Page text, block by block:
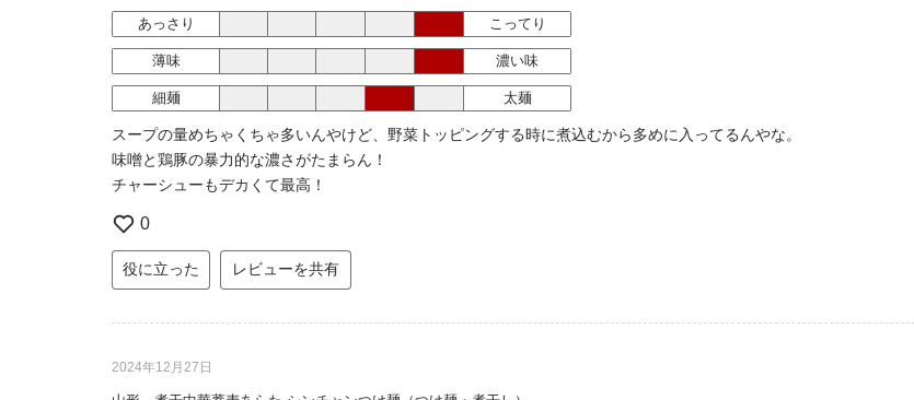
あっさり こってり
薄味 濃い味
細麺 太麺
スープの量めちゃくちゃ多いんやけど、野菜トッピングする時に煮込むから多めに入ってるんやな。
味噌と鶏豚の暴力的な濃さがたまらん！
チャーシューもデカくて最高！
0
役に立った レビューを共有
2024年12月27日